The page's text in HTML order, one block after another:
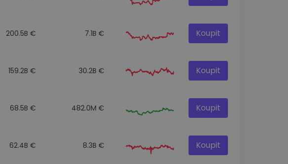
200.5B € 7.1B € Koupit
159.2B € 30.2B € Koupit
68.5B € 482.0M € Koupit
62.4B € 8.3B € Koupit